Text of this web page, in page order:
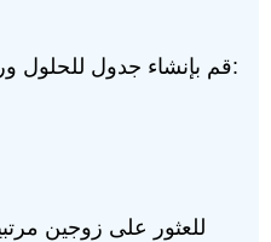
قم بإنشاء جدول للحلول ورسم الوظائف الخطية التالية:
للعثور على زوجين